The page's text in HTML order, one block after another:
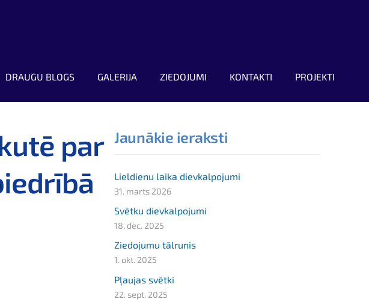
DRAUGU BLOGS GALERIJA ZIEDOJUMI KONTAKTI PROJEKTI
Jaunākie ieraksti
Lieldienu laika dievkalpojumi
31. marts 2026
Svētku dievkalpojumi
18. dec. 2025
Ziedojumu tālrunis
1. okt. 2025
Pļaujas svētki
22. sept. 2025
par